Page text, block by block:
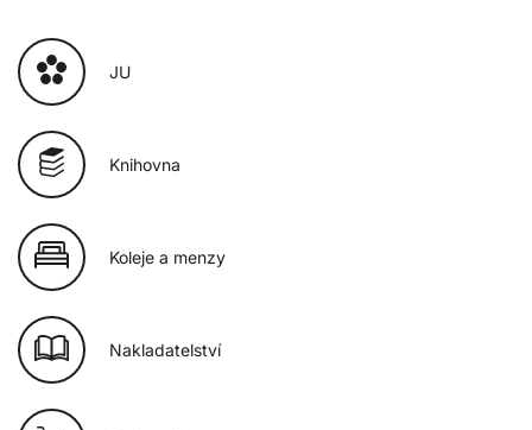
JU
Knihovna
Koleje a menzy
Nakladatelství